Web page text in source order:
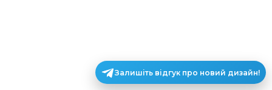
Залишіть відгук про новий дизайн!